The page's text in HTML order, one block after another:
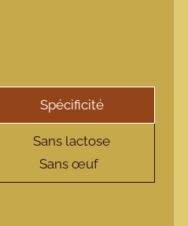
Spécificité
Sans lactose
Sans œuf